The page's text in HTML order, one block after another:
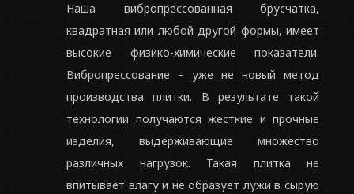
Наша вибропрессованная брусчатка,
квадратная или любой другой формы, имеет
высокие физико-химические показатели.
Вибропрессование – уже не новый метод
производства плитки. В результате такой
технологии получаются жесткие и прочные
изделия, выдерживающие множество
различных нагрузок. Такая плитка не
впитывает влагу и не образует лужи в сырую